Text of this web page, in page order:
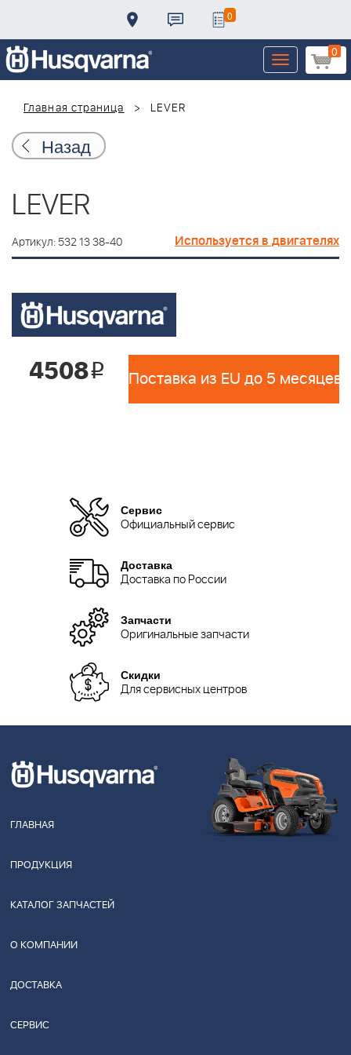
0
0
Toggle
navigation
Главная страница
LEVER
Назад
LEVER
Артикул: 532 13 38-40 Используется в двигателях
4508i Поставка из EU до 5 месяцев
Сервис
Официальный сервис
Доставка
Доставка по России
Запчасти
Оригинальные запчасти
Скидки
Для сервисных центров
ГЛАВНАЯ
ПРОДУКЦИЯ
КАТАЛОГ ЗАПЧАСТЕЙ
О КОМПАНИИ
ДОСТАВКА
СЕРВИС